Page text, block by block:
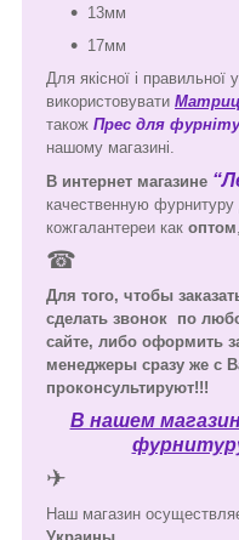
13мм
17мм
Для якісної і
використовувати
також Прес для
нашому магазині.
В интернет магазине
качественную
кожгалантереи как оптом
☎
Для того, чтобы
сделать звонок по
сайте, либо оформить
менеджеры сразу же с
проконсультируют!!!
В нашем
✈
Наш магазин